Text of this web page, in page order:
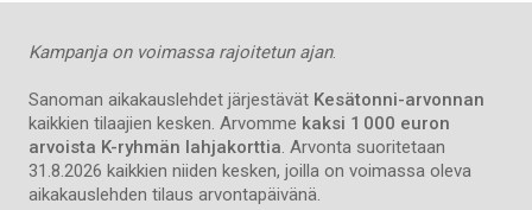
Kampanja on voimassa rajoitetun ajan.
Sanoman aikakauslehdet järjestävät Kesätonni-arvonnan
kaikkien tilaajien kesken. Arvomme kaksi 1 000 euron
arvoista K-ryhmän lahjakorttia. Arvonta suoritetaan
31.8.2026 kaikkien niiden kesken, joilla on voimassa oleva
aikakauslehden tilaus arvontapäivänä.